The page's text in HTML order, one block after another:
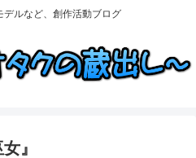
デルなど、創作活動ブログ
』